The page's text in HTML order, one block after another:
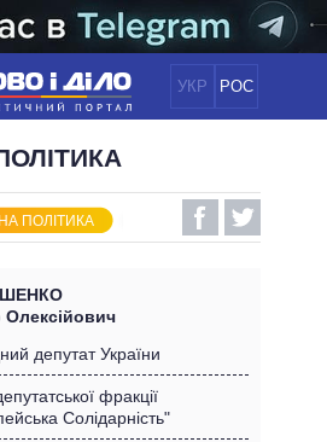
УКР РОС
НОВИНИ
ПОЛІТИКА
ЕКОНОМІКА
СВІТ
ОБIЦЯНКИ
ВІДЕО
ПОЛІТИКА
Олексійович
депутат України
фракції
Солідарність"